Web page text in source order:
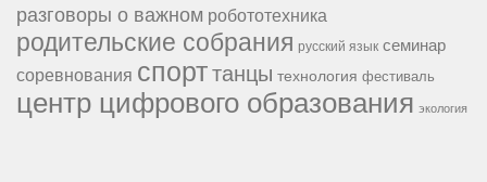
разговоры о важном робототехника
родительские собрания русский язык семинар
соревнования спорттанцы технология фестиваль
центр цифрового образования экология